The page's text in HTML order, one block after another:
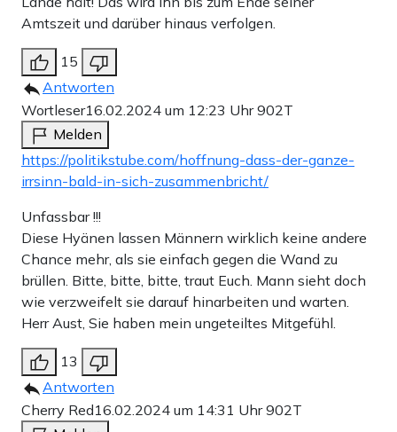
Amtszeit und darüber hinaus verfolgen.
15
Antworten
Wortleser16.02.2024 um 12:23 Uhr902T
Melden
https://politikstube.com/hoffnung-dass-der-ganze-
irrsinn-bald-in-sich-zusammenbricht/
Unfassbar !!!
Diese Hyänen lassen Männern wirklich keine andere
Chance mehr, als sie einfach gegen die Wand zu
brüllen. Bitte, bitte, bitte, traut Euch. Mann sieht doch
wie verzweifelt sie darauf hinarbeiten und warten.
Herr Aust, Sie haben mein ungeteiltes Mitgefühl.
13
Antworten
Cherry Red16.02.2024 um 14:31 Uhr902T